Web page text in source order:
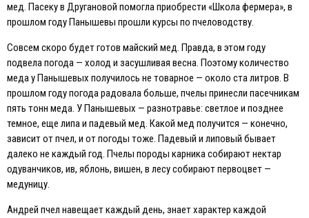
мед. Пасеку в Другановой помогла приобрести «Школа фермера», в
прошлом году Панышевы прошли курсы по пчеловодству.
Совсем скоро будет готов майский мед. Правда, в этом году
подвела погода — холод и засушливая весна. Поэтому количество
меда у Панышевых получилось не товарное — около ста литров. В
прошлом году погода радовала больше, пчелы принесли пасечникам
пять тонн меда. У Панышевых — разнотравье: светлое и позднее
темное, еще липа и падевый мед. Какой мед получится — конечно,
зависит от пчел, и от погоды тоже. Падевый и липовый бывает
далеко не каждый год. Пчелы породы карника собирают нектар
одуванчиков, ив, яблонь, вишен, в лесу собирают первоцвет —
медуницу.
Андрей пчел навещает каждый день, знает характер каждой